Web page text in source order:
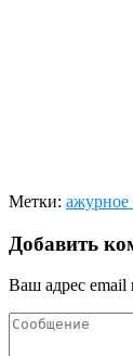
Метки: ажурное
Добавить
Ваш адрес email